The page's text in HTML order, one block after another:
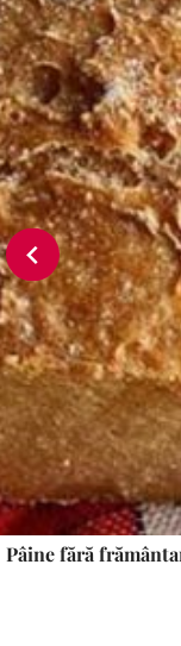
Pâine fără